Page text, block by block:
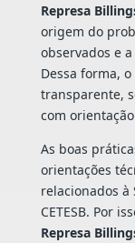
Represa
origem do
observados e
Dessa forma,
transparente,
com
As boas
orientações
relacionados à
CETESB. Por
Represa